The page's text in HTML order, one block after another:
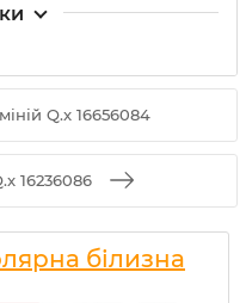
Q.x 16656084
16236086
білизна